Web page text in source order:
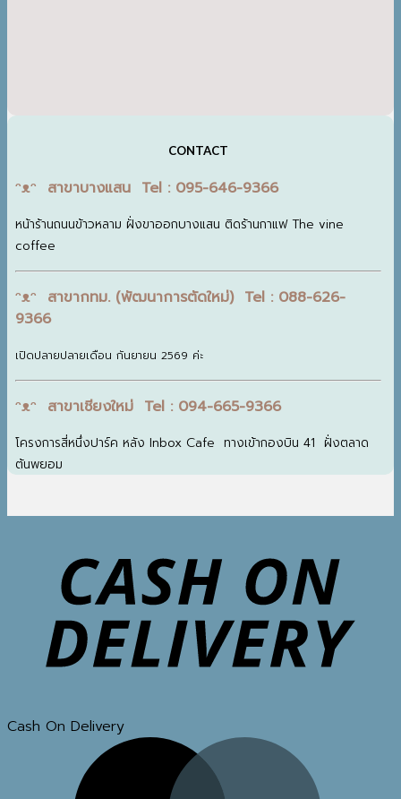
CONTACT
ᵔᴥᵔ สาขาบางแสน Tel : 095-646-9366
หน้าร้านถนนข้าวหลาม ฝั่งขาออกบางแสน ติดร้านกาแฟ The vine
coffee
ᵔᴥᵔ สาขากทม. (พัฒนาการตัดใหม่) Tel : 088-626-
9366
เปิดปลายปลายเดือน กันยายน 2569 ค่ะ
ᵔᴥᵔ สาขาเชียงใหม่ Tel : 094-665-9366
โครงการสี่หนึ่งปาร์ค หลัง Inbox Cafe ทางเข้ากองบิน 41 ฝั่งตลาด
ต้นพยอม
Cash On Delivery